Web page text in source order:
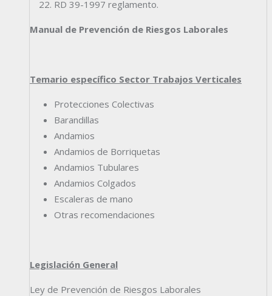
RD 39-1997 reglamento.
Manual de Prevención de Riesgos Laborales
Temario específico Sector Trabajos Verticales
Protecciones Colectivas
Barandillas
Andamios
Andamios de Borriquetas
Andamios Tubulares
Andamios Colgados
Escaleras de mano
Otras recomendaciones
Legislación General
Ley de Prevención de Riesgos Laborales